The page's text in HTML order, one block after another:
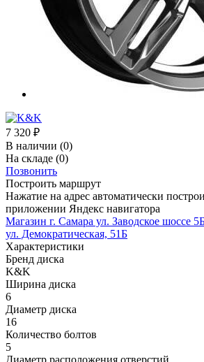
7 320 ₽
В наличии (0)
На складе (0)
Позвонить
Построить маршрут
Нажатие на адрес автоматически
приложении Яндекс навигатора
Магазин г. Самара ул. Заводское шоссе
ул. Демократическая, 51Б
Характеристики
Бренд диска
K&K
Ширина диска
6
Диаметр диска
16
Количество болтов
5
Диаметр расположения отверстий